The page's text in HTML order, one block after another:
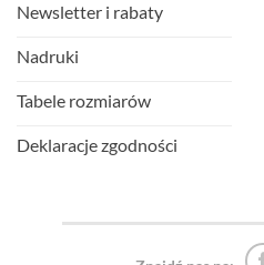
Newsletter i rabaty
Nadruki
Tabele rozmiarów
Deklaracje zgodności